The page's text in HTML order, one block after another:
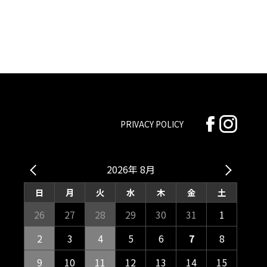
PRIVACY POLICY
2026年 8月
日 月 火 水 木 金 土
26 27 28 29 30 31
1
2
3 4 5 6 7
8
9
10 11 12 13 14 15